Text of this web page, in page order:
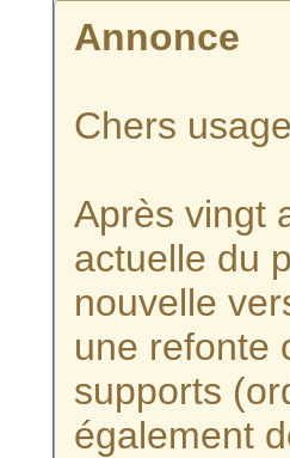
Annonce
Chers
Après vingt
actuelle du
nouvelle
une refonte
supports
également